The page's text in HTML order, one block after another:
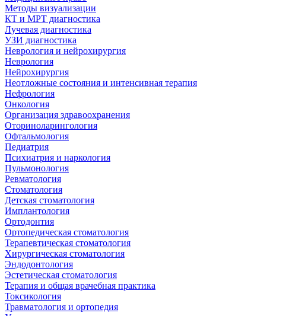
Методы визуализации
КТ и МРТ диагностика
Лучевая диагностика
УЗИ диагностика
Неврология и нейрохирургия
Неврология
Нейрохирургия
Неотложные состояния и интенсивная терапия
Нефрология
Онкология
Организация здравоохранения
Оториноларингология
Офтальмология
Педиатрия
Психиатрия и наркология
Пульмонология
Ревматология
Стоматология
Детская стоматология
Имплантология
Ортодонтия
Ортопедическая стоматология
Терапевтическая стоматология
Хирургическая стоматология
Эндодонтология
Эстетическая стоматология
Терапия и общая врачебная практика
Токсикология
Травматология и ортопедия